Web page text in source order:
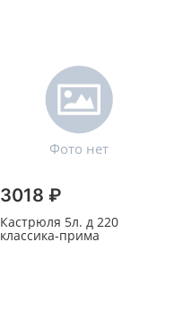
3018 ₽
Кастрюля 5л. д 220
классика-прима